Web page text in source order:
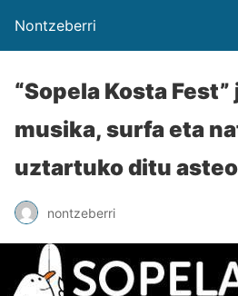
Nontzeberri
“Sopela Kosta
musika, surfa eta
uztartuko ditu
nontzeberri